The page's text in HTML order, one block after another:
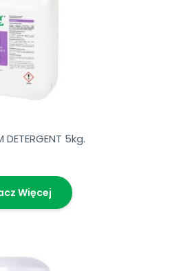
DETERGENT 5kg.
Więcej